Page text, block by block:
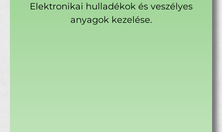
Elektronikai hulladékok és veszélyes
anyagok kezelése.